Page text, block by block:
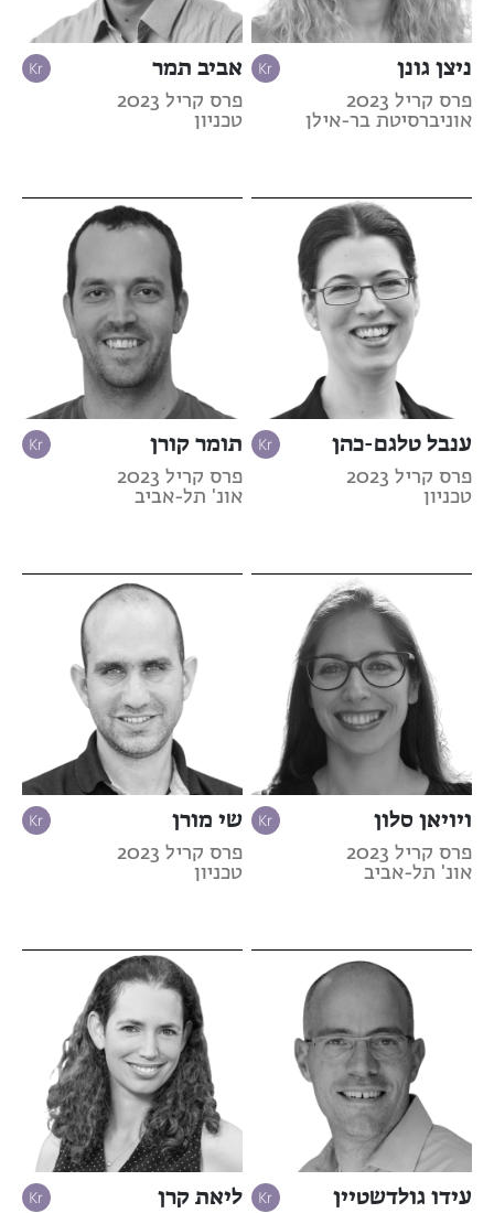
ניצן גונן
פרס קריל 2023
אוניברסיטת בר-אילן
אביב תמר
פרס קריל 2023
טכניון
ענבל טלגם-כהן
פרס קריל 2023
טכניון
תומר קורן
פרס קריל 2023
אונ' תל-אביב
ויויאן סלון
פרס קריל 2023
אונ' תל-אביב
שי מורן
פרס קריל 2023
טכניון
עידו גולדשטיין ליאת קרן